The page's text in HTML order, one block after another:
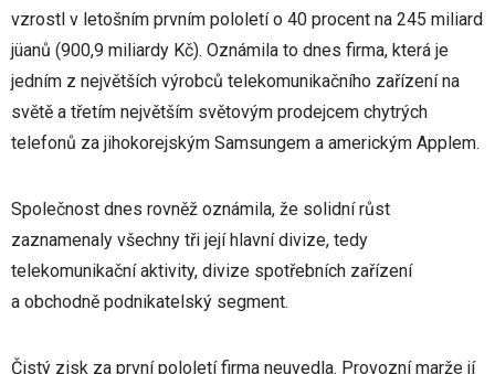
vzrostl v letošním prvním pololetí o 40 procent na 245 miliard
jüanů (900,9 miliardy Kč). Oznámila to dnes firma, která je
jedním z největších výrobců telekomunikačního zařízení na
světě a třetím největším světovým prodejcem chytrých
telefonů za jihokorejským Samsungem a americkým Applem.
Společnost dnes rovněž oznámila, že solidní růst
zaznamenaly všechny tři její hlavní divize, tedy
telekomunikační aktivity, divize spotřebních zařízení
a obchodně podnikatelský segment.
Čistý zisk za první pololetí firma neuvedla. Provozní marže jí